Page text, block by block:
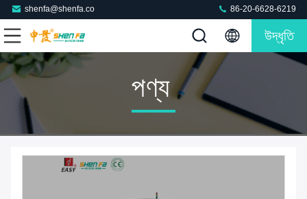
shenfa@shenfa.co 86-20-6628-6219
উদ্ধৃতি
পণ্য